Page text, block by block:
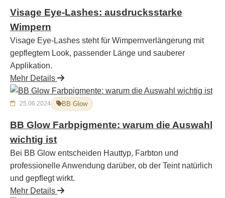
Visage Eye-Lashes: ausdrucksstarke
Wimpern
Visage Eye-Lashes steht für Wimpernverlängerung mit
gepflegtem Look, passender Länge und sauberer
Applikation.
Mehr Details
25.06.2024 BB Glow
BB Glow Farbpigmente: warum die Auswahl
wichtig ist
Bei BB Glow entscheiden Hauttyp, Farbton und
professionelle Anwendung darüber, ob der Teint natürlich
und gepflegt wirkt.
Mehr Details